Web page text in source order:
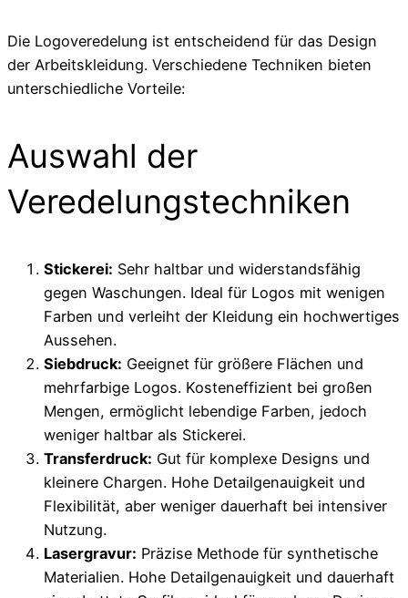
Die Logoveredelung ist entscheidend für das Design
der Arbeitskleidung. Verschiedene Techniken bieten
unterschiedliche Vorteile:
Auswahl der
Veredelungstechniken
Stickerei: Sehr haltbar und widerstandsfähig
gegen Waschungen. Ideal für Logos mit wenigen
Farben und verleiht der Kleidung ein hochwertiges
Aussehen.
Siebdruck: Geeignet für größere Flächen und
mehrfarbige Logos. Kosteneffizient bei großen
Mengen, ermöglicht lebendige Farben, jedoch
weniger haltbar als Stickerei.
Transferdruck: Gut für komplexe Designs und
kleinere Chargen. Hohe Detailgenauigkeit und
Flexibilität, aber weniger dauerhaft bei intensiver
Nutzung.
Lasergravur: Präzise Methode für synthetische
Materialien. Hohe Detailgenauigkeit und dauerhaft